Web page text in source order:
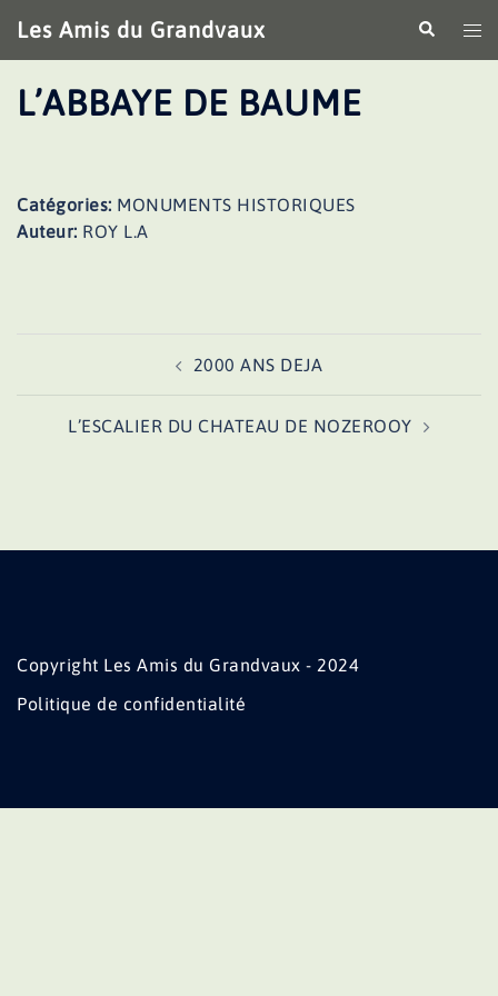
au
contenu
Les Amis du Grandvaux
le
L’ABBAYE DE BAUME
Catégories: MONUMENTS HISTORIQUES
Auteur: ROY L.A
2000 ANS DEJA
L’ESCALIER DU CHATEAU DE NOZEROOY
Copyright Les Amis du Grandvaux - 2024
Politique de confidentialité